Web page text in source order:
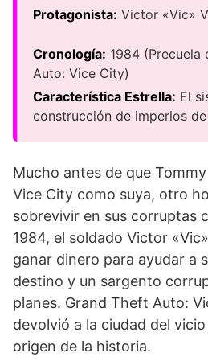
Protagonista: Victor «Vic»
Cronología: 1984 (Precuela
Auto: Vice City)
Característica Estrella: El
construcción de imperios
Mucho antes de que
Vice City como suya, otro
sobrevivir en sus corruptas
1984, el soldado Victor
ganar dinero para ayudar a
destino y un sargento
planes. Grand Theft Auto:
devolvió a la ciudad del
origen de la historia.